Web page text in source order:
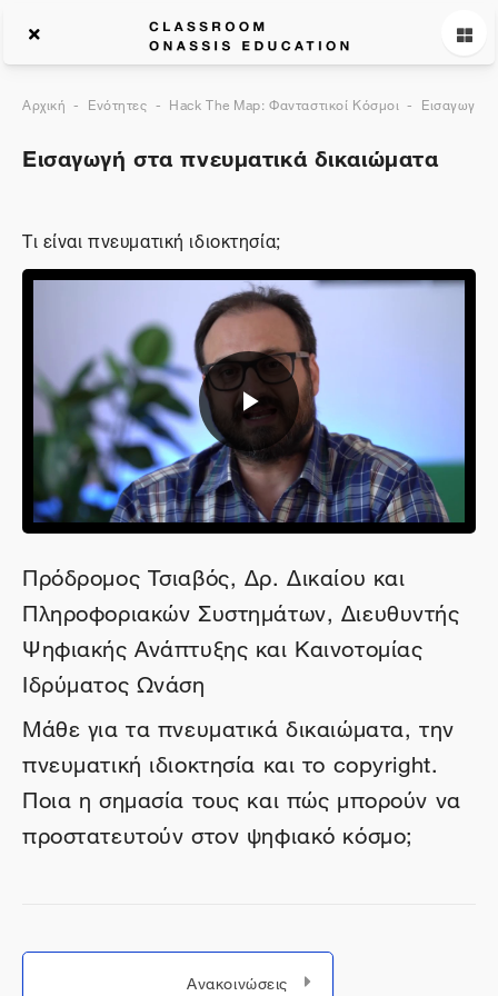
Αρχική Ενότητες Hack The Map: Φανταστικοί Κόσμοι Εισαγωγή
Εισαγωγή στα πνευματικά δικαιώματα
Τι είναι πνευματική ιδιοκτησία;
Αναπαραγωγή
βίντεο
Πρόδρομος Τσιαβός, Δρ. Δικαίου και
Πληροφοριακών Συστημάτων, Διευθυντής
Ψηφιακής Ανάπτυξης και Καινοτομίας
Ιδρύματος Ωνάση
Μάθε για τα πνευματικά δικαιώματα, την
πνευματική ιδιοκτησία και το copyright.
Ποια η σημασία τους και πώς μπορούν να
προστατευτούν στον ψηφιακό κόσμο;
Μεταπήδηση σε...
Ανακοινώσεις